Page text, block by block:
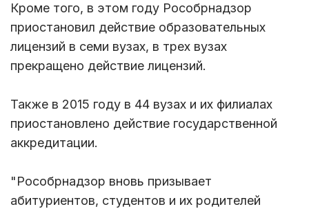
Кроме того, в этом году Рособрнадзор
приостановил действие образовательных
лицензий в семи вузах, в трех вузах
прекращено действие лицензий.
Также в 2015 году в 44 вузах и их филиалах
приостановлено действие государственной
аккредитации.
"Рособрнадзор вновь призывает
абитуриентов, студентов и их родителей